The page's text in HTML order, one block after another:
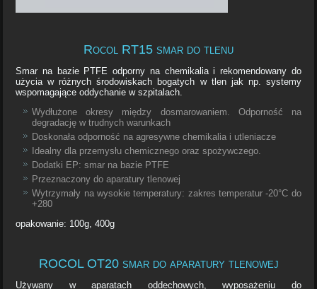
Rocol RT15 smar do tlenu
Smar na bazie PTFE odporny na chemikalia i rekomendowany do
użycia w różnych środowiskach bogatych w tlen jak np. systemy
wspomagające oddychanie w szpitalach.
Wydłużone okresy między dosmarowaniem. Odporność na
degradację w trudnych warunkach
Doskonała odporność na agresywne chemikalia i utleniacze
Idealny dla przemysłu chemicznego oraz spożywczego.
Dodatki EP: smar na bazie PTFE
Przeznaczony do aparatury tlenowej
Wytrzymały na wysokie temperatury: zakres temperatur -20°C do
+280
opakowanie: 100g, 400g
ROCOL OT20 smar do aparatury tlenowej
Używany w aparatach oddechowych, wyposażeniu do